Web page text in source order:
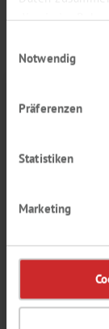
die sie im
Notwendig
Präferenzen
Statistiken
Marketing
IM